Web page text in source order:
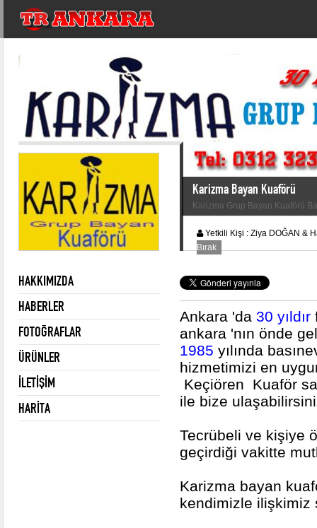
Karizma Bayan Kuaförü
Karizma Grup Bayan Kuaförü
Yetkili Kişi : Ziya DOĞAN &
Bırak
HAKKIMIZDA
HABERLER
FOTOĞRAFLAR
ÜRÜNLER
İLETİŞİM
HARİTA
Ankara 'da 30 yıldır
ankara 'nın önde
1985 yılında
hizmetimizi en
Keçiören Kuaför
ile bize
Tecrübeli ve kişiye
geçirdiği vakitte
Karizma bayan
kendimizle ilişkimiz